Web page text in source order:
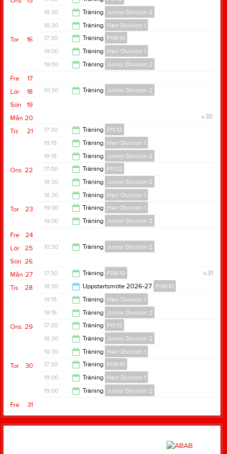
20:15
18:30
18:30 Träning Junior Division 2
20:00
18:30 Träning Herr Division 1
20:00
16
Tor 17:30 Träning F09/10
19:00
19:00 Träning Herr Division 1
19:00 Träning Junior Division 2
20:30
17
Fre
18
Lör 10:30 Träning Junior Division 2
19
Sön
20
Mån
v.30
21
Tis 17:30 Träning P11/12
19:00
19:15 Träning Herr Division 1
20:30
19:15 Träning Junior Division 2
20:15
22
Ons 17:00 Träning P11/12
18:30
18:30 Träning Junior Division 2
20:00
18:30 Träning Herr Division 1
20:00
23
Tor 19:00 Träning Herr Division 1
19:00 Träning Junior Division 2
20:30
24
Fre
25
Lör 10:30 Träning Junior Division 2
12:00
26
Sön
27
Mån v.31
17:30 Träning F09/10
19:00
28
Tis 18:30 Uppstartsmöte 2026-27 F09/10
20:00
19:15 Träning Herr Division 1
20:30
19:15 Träning Junior Division 2
20:15
29
Ons 17:00 Träning P11/12
18:30
18:30 Träning Junior Division 2
20:00
18:30 Träning Herr Division 1
20:00
30
Tor 17:30 Träning F09/10
19:00
19:00 Träning Herr Division 1
19:00 Träning Junior Division 2
20:30
31
Fre